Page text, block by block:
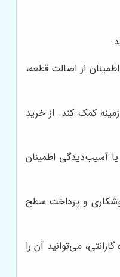
از اصالت قطعه،
کمک کند. از خرید
آسیب‌دیدگی اطمینان
و پرداخت سطح
می‌توانید آن را